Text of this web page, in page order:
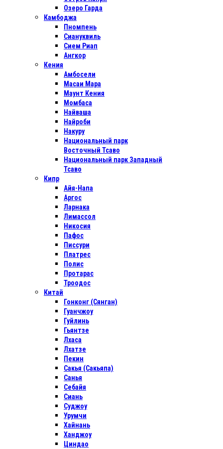
Озеро Гарда
Камбоджа
Пномпень
Сиануквиль
Сием Риап
Ангкор
Кения
Амбосели
Масаи Мара
Маунт Кения
Момбаса
Найваша
Найроби
Накуру
Национальный парк
Восточный Тсаво
Национальный парк Западный
Тсаво
Кипр
Айя-Напа
Аргос
Ларнака
Лимассол
Никосия
Пафос
Писсури
Платрес
Полис
Протарас
Троодос
Китай
Гонконг (Сянган)
Гуанчжоу
Гуйлинь
Гьянтзе
Лхаса
Лхатзе
Пекин
Сакья (Сакьяпа)
Санья
Себайя
Сиань
Суджоу
Урумчи
Хайнань
Ханджоу
Циндао